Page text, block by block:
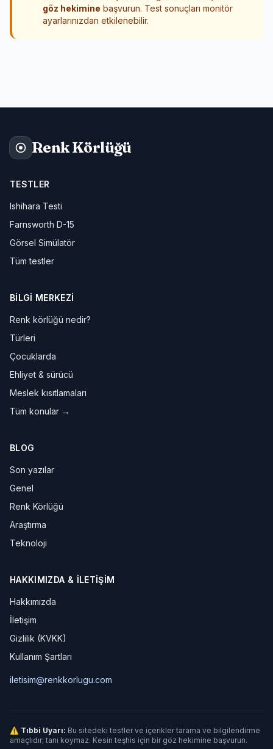
göz hekimine başvurun. Test sonuçları monitör
ayarlarınızdan etkilenebilir.
Renk Körlüğü
TESTLER
Ishihara Testi
Farnsworth D-15
Görsel Simülatör
Tüm testler
BILGI MERKEZI
Renk körlüğü nedir?
Türleri
Çocuklarda
Ehliyet & sürücü
Meslek kısıtlamaları
Tüm konular →
BLOG
Son yazılar
Genel
Renk Körlüğü
Araştırma
Teknoloji
HAKKIMIZDA & İLETIŞIM
Hakkımızda
İletişim
Gizlilik (KVKK)
Kullanım Şartları
iletisim@renkkorlugu.com
⚠ Tıbbi Uyarı: Bu sitedeki testler ve içerikler tarama ve bilgilendirme
amaçlıdır; tanı koymaz. Kesin teşhis için bir göz hekimine başvurun.